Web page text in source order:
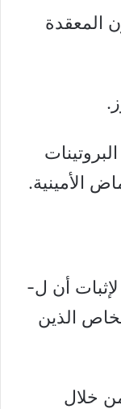
المعقدة
الأمينية.
أن ل-
الذين
خلال